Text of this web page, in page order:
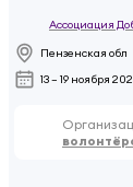
Ассоциация
Пензенская обл
13 – 19 ноября